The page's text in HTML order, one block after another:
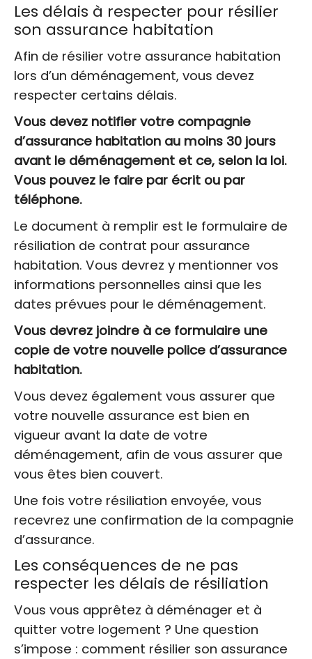
Les délais à respecter pour résilier
son assurance habitation
Afin de résilier votre assurance habitation
lors d’un déménagement, vous devez
respecter certains délais.
Vous devez notifier votre compagnie
d’assurance habitation au moins 30 jours
avant le déménagement et ce, selon la loi.
Vous pouvez le faire par écrit ou par
téléphone.
Le document à remplir est le formulaire de
résiliation de contrat pour assurance
habitation. Vous devrez y mentionner vos
informations personnelles ainsi que les
dates prévues pour le déménagement.
Vous devrez joindre à ce formulaire une
copie de votre nouvelle police d’assurance
habitation.
Vous devez également vous assurer que
votre nouvelle assurance est bien en
vigueur avant la date de votre
déménagement, afin de vous assurer que
vous êtes bien couvert.
Une fois votre résiliation envoyée, vous
recevrez une confirmation de la compagnie
d’assurance.
Les conséquences de ne pas
respecter les délais de résiliation
Vous vous apprêtez à déménager et à
quitter votre logement ? Une question
s’impose : comment résilier son assurance